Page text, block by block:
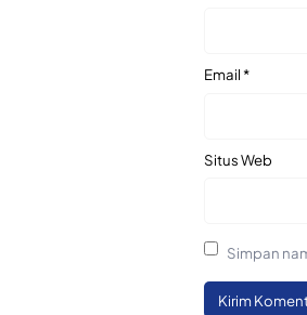
Email*
Situs Web
Simpan